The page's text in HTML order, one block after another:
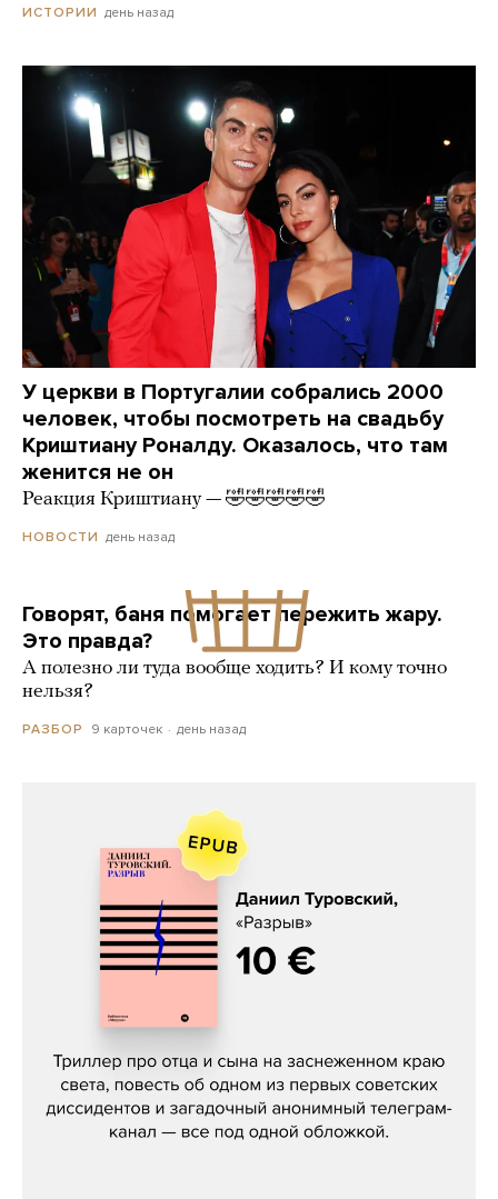
ИСТОРИИ день назад
У церкви в Португалии собрались 2000
человек, чтобы посмотреть на свадьбу
Криштиану Роналду. Оказалось, что там
женится не он
Реакция Криштиану — 🤣🤣🤣🤣🤣
НОВОСТИ день назад
Говорят, баня помогает пережить жару.
Это правда?
А полезно ли туда вообще ходить? И кому точно
нельзя?
РАЗБОР 9 карточек день назад
Даниил Туровский, «Разрыв»